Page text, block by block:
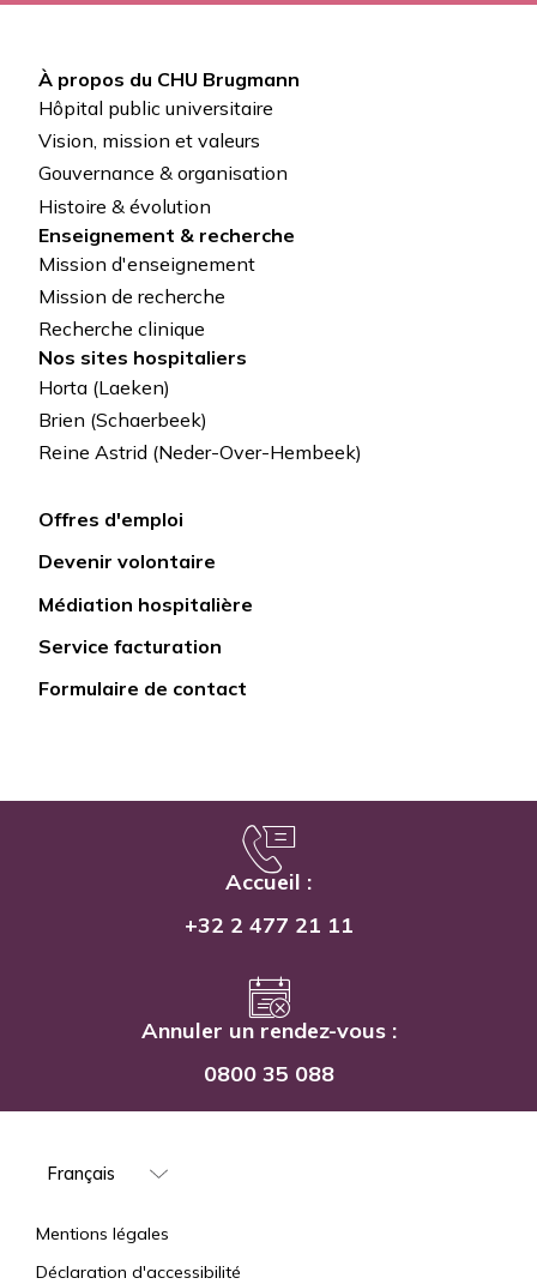
Pied
de
page
À propos du CHU Brugmann
Hôpital public universitaire
Vision, mission et valeurs
Gouvernance & organisation
Histoire & évolution
Enseignement & recherche
Mission d'enseignement
Mission de recherche
Recherche clinique
Nos sites hospitaliers
Horta (Laeken)
Brien (Schaerbeek)
Reine Astrid (Neder-Over-Hembeek)
Lien
rapide
Offres d'emploi
Devenir volontaire
Médiation hospitalière
Service facturation
Formulaire de contact
Accueil :
+32 2 477 21 11
Annuler un rendez-vous :
0800 35 088
your
Mentions
Mentions légales
Déclaration d'accessibilité